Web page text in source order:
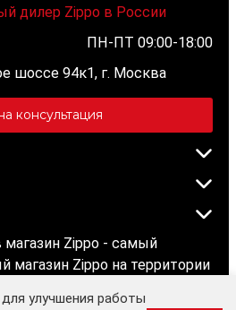
ПН-ПТ 09:00-18:00
шоссе 94к1, г. Москва
консультация
Zippo - самый
магазин Zippo на территории
улучшения работы